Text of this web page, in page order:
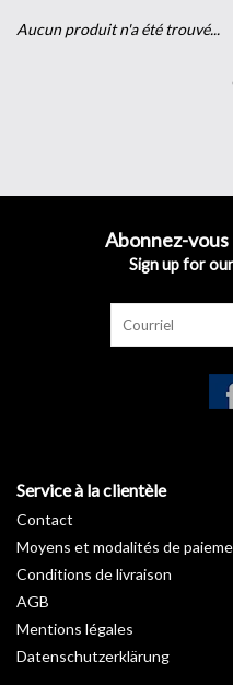
Aucun produit n'a été trouvé...
Abonnez-
Sign up for
Service à la clientèle
Contact
Moyens et modalités de
Conditions de livraison
AGB
Mentions légales
Datenschutzerklärung